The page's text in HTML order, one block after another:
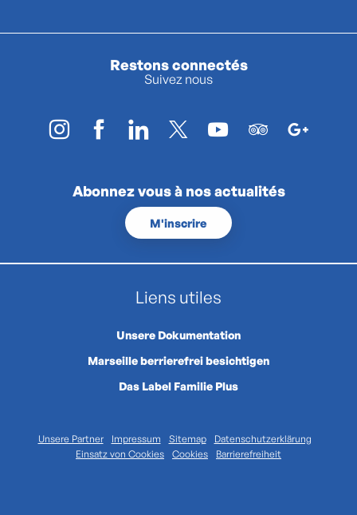
Restons connectés
Suivez nous
Abonnez vous à nos actualités
M'inscrire
Liens utiles
Unsere Dokumentation
Marseille berrierefrei besichtigen
Das Label Familie Plus
Unsere Partner Impressum Sitemap
Datenschutzerklärung
Einsatz von Cookies
Cookies Barrierefreiheit